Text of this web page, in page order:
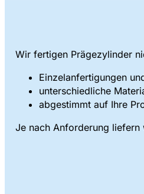
Wir fertigen Prägezylinder
Einzelanfertigungen
unterschiedliche
abgestimmt auf Ihre
Je nach Anforderung liefern